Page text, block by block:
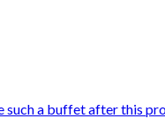
such a buffet after this